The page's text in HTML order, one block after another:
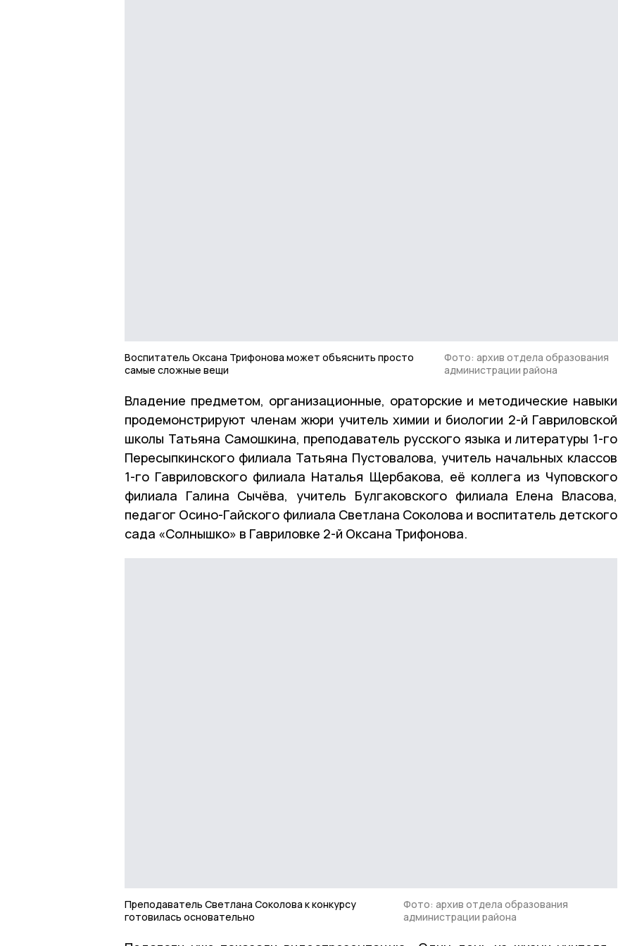
Воспитатель Оксана Трифонова может объяснить просто
самые сложные вещи
Фото: архив отдела образования
администрации района
Владение предметом, организационные, ораторские и методические навыки
продемонстрируют членам жюри учитель химии и биологии 2-й Гавриловской
школы Татьяна Самошкина, преподаватель русского языка и литературы 1-го
Пересыпкинского филиала Татьяна Пустовалова, учитель начальных классов
1-го Гавриловского филиала Наталья Щербакова, её коллега из Чуповского
филиала Галина Сычёва, учитель Булгаковского филиала Елена Власова,
педагог Осино-Гайского филиала Светлана Соколова и воспитатель детского
сада «Солнышко» в Гавриловке 2-й Оксана Трифонова.
Преподаватель Светлана Соколова к конкурсу
готовилась основательно
Фото: архив отдела образования
администрации района